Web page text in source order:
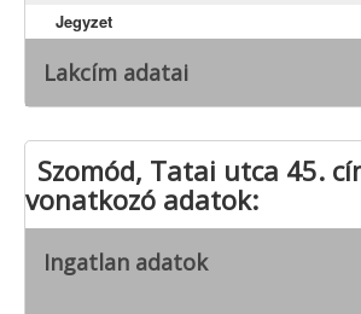
Jegyzet
Lakcím adatai
Szomód, Tatai utca 45.
vonatkozó adatok:
Ingatlan adatok